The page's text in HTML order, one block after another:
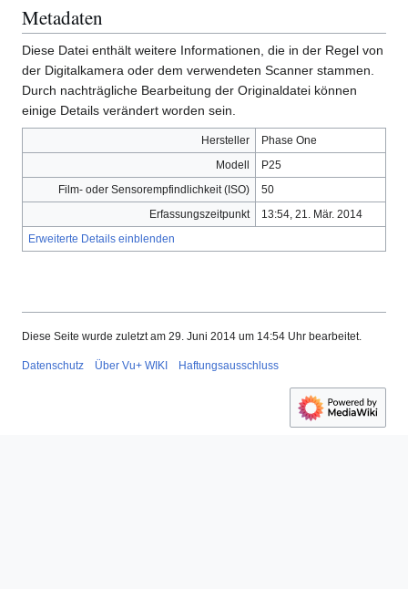
Metadaten
Diese Datei enthält weitere Informationen, die in der Regel von
der Digitalkamera oder dem verwendeten Scanner stammen.
Durch nachträgliche Bearbeitung der Originaldatei können
einige Details verändert worden sein.
Hersteller
Phase One
Modell
P25
Film- oder Sensorempfindlichkeit (ISO)
50
Erfassungszeitpunkt
13:54, 21. Mär. 2014
Erweiterte Details einblenden
Diese Seite wurde zuletzt am 29. Juni 2014 um 14:54 Uhr bearbeitet.
Datenschutz Über Vu+ WIKI Haftungsausschluss